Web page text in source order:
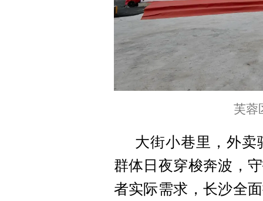
芙蓉
大街小巷里，外
群体日夜穿梭奔波，
者实际需求，长沙全